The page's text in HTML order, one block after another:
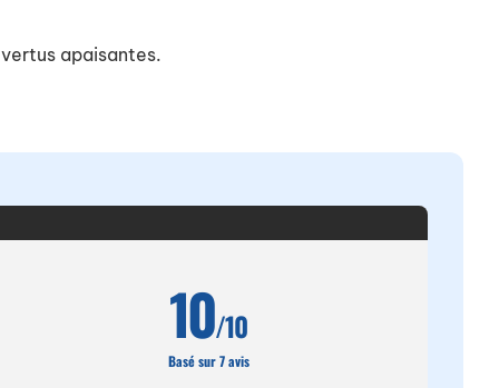
apaisantes.
10/10
Basé sur 7 avis